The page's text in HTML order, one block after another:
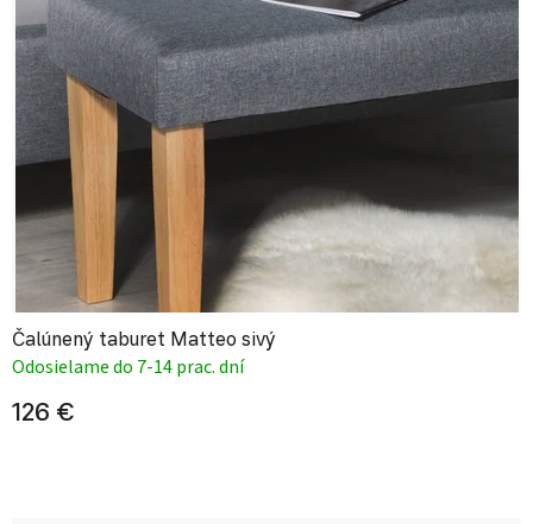
Čalúnený taburet Matteo sivý
Odosielame do 7-14 prac. dní
126 €